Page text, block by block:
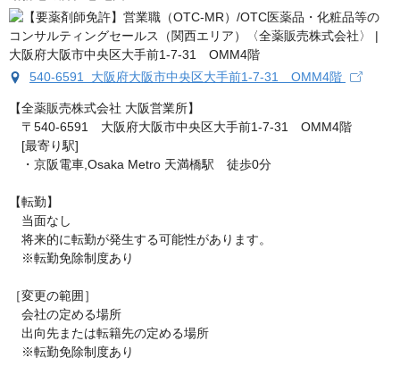
540-6591 大阪府大阪市中央区大手前1-7-31 OMM4階
【全薬販売株式会社 大阪営業所】
〒540-6591　大阪府大阪市中央区大手前1-7-31　OMM4階
[最寄り駅]
・京阪電車,Osaka Metro 天満橋駅　徒歩0分
【転勤】
当面なし
将来的に転勤が発生する可能性があります。
※転勤免除制度あり
［変更の範囲］
会社の定める場所
出向先または転籍先の定める場所
﻿　※転勤免除制度あり